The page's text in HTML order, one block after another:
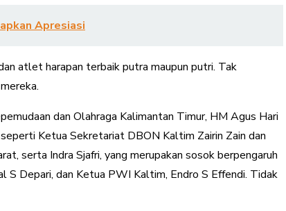
Apresiasi
atlet harapan terbaik putra maupun putri. Tak
dan Olahraga Kalimantan Timur, HM Agus Hari
Ketua Sekretariat DBON Kaltim Zairin Zain dan
serta Indra Sjafri, yang merupakan sosok berpengaruh
Depari, dan Ketua PWI Kaltim, Endro S Effendi. Tidak